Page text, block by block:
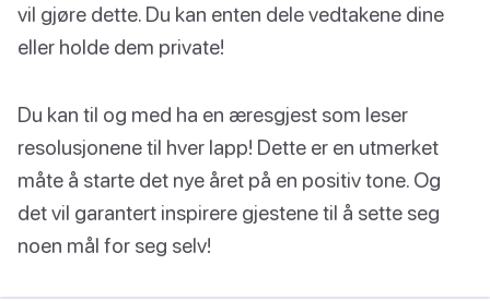
vil gjøre dette. Du kan enten dele vedtakene dine
eller holde dem private!
Du kan til og med ha en æresgjest som leser
resolusjonene til hver lapp! Dette er en utmerket
måte å starte det nye året på en positiv tone. Og
det vil garantert inspirere gjestene til å sette seg
noen mål for seg selv!